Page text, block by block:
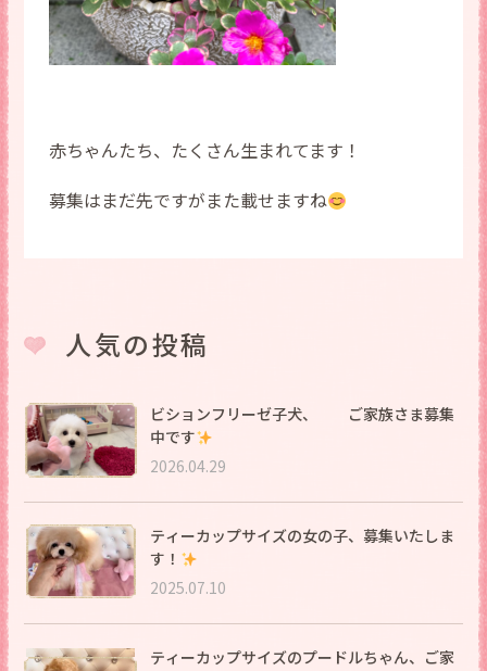
赤ちゃんたち、たくさん生まれてます！
募集はまだ先ですがまた載せますね
人気の投稿
ビションフリーゼ子犬、 ご家族さま募集
中です
2026.04.29
ティーカップサイズの女の子、募集いたしま
す！
2025.07.10
ティーカップサイズのプードルちゃん、ご家